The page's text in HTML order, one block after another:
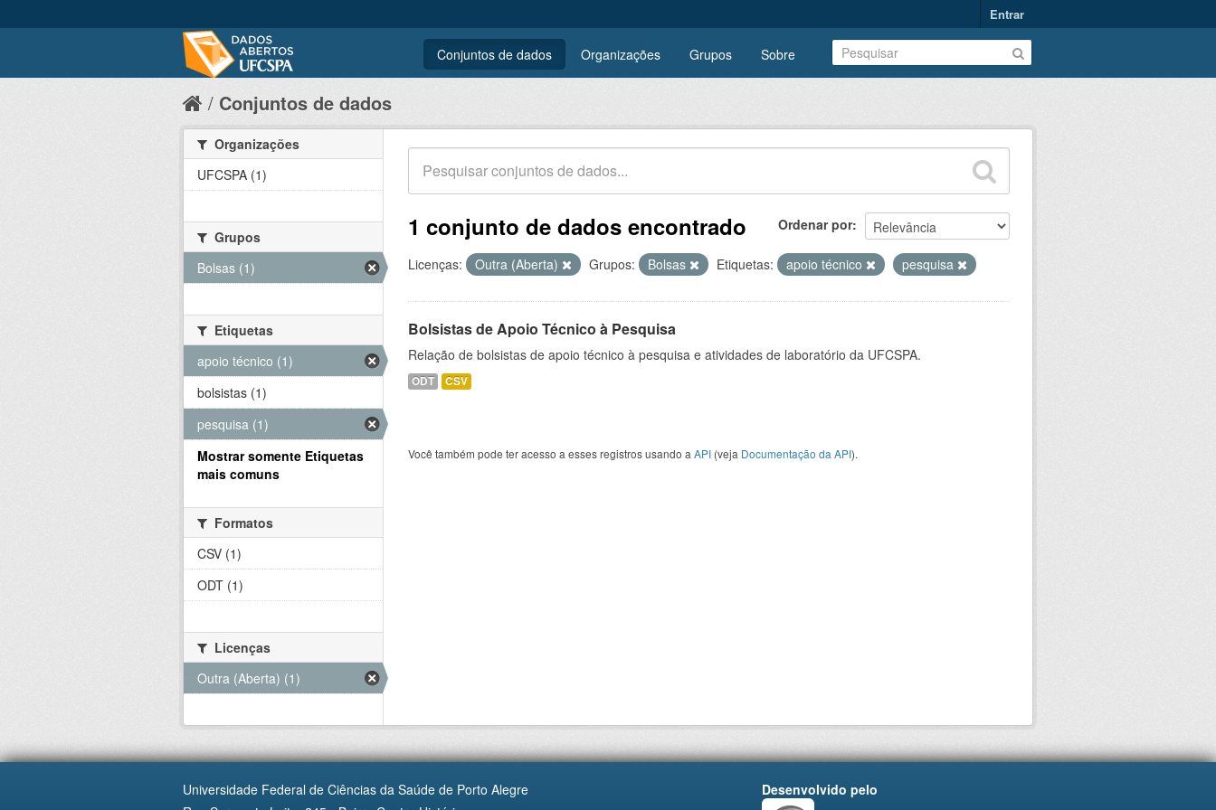
Entrar
Conjuntos de dados Organizações Grupos Sobre
Conjuntos de dados
Ordenar por
1 conjunto de dados encontrado
Licenças: Outra (Aberta) Grupos: Bolsas Etiquetas: apoio técnico pesquisa
Bolsistas de Apoio Técnico à Pesquisa
Relação de bolsistas de apoio técnico à pesquisa e atividades de laboratório da UFCSPA.
ODT CSV
Você também pode ter acesso a esses registros usando a API (veja Documentação da API).
Organizações
UFCSPA (1)
Grupos
Bolsas (1)
Etiquetas
apoio técnico (1)
bolsistas (1)
pesquisa (1)
Mostrar somente Etiquetas
mais comuns
Formatos
CSV (1)
ODT (1)
Licenças
Outra (Aberta) (1)
Universidade Federal de Ciências da Saúde de Porto Alegre
Desenvolvido pelo